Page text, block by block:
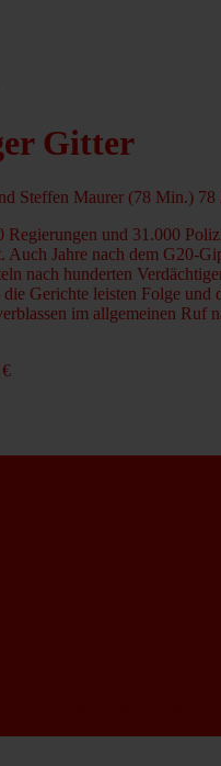
Gitter
Steffen Maurer (78 Min.) 78
Regierungen und 31.000
Auch Jahre nach dem G20-
nach hunderten
Gerichte leisten Folge und
im allgemeinen Ruf
€